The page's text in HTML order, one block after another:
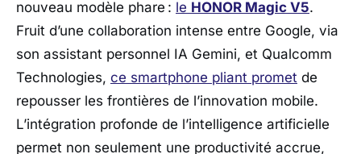
nouveau modèle phare : le HONOR Magic V5.
Fruit d’une collaboration intense entre Google, via
son assistant personnel IA Gemini, et Qualcomm
Technologies, ce smartphone pliant promet de
repousser les frontières de l’innovation mobile.
L’intégration profonde de l’intelligence artificielle
permet non seulement une productivité accrue,